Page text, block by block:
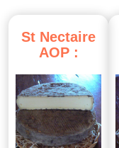
St Nectaire
AOP :